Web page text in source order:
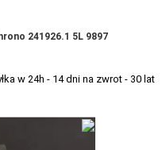
241926.1 5L 9897